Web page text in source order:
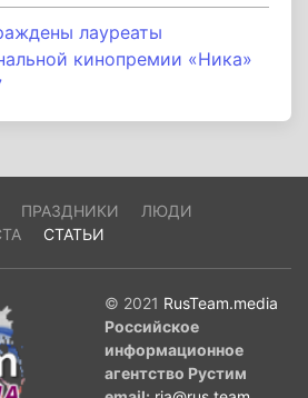
лауреаты
кинопремии «Ника»
ПРАЗДНИКИ
ЛЮДИ
СТАТЬИ
© 2021 RusTeam.media
Российское
информационное
агентство Рустим